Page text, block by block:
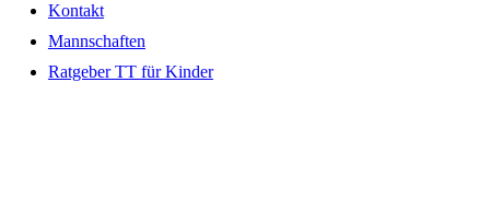
Kontakt
Mannschaften
Ratgeber TT für Kinder